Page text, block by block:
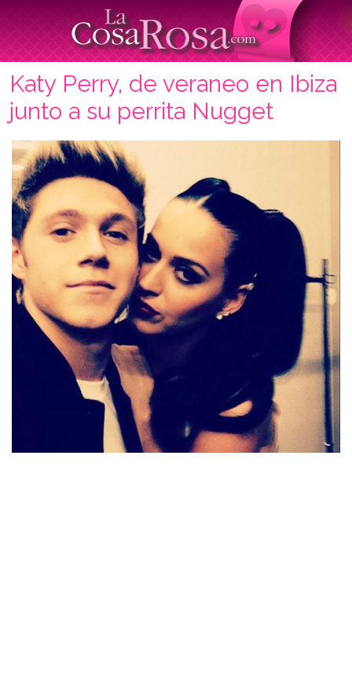
Katy Perry, de veraneo en Ibiza
junto a su perrita Nugget